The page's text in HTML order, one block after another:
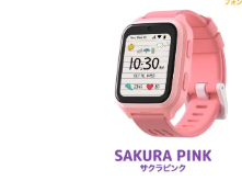
※Clario (クラリオ) を使用
び「myFirst Cicle」アプリ
※本製品はオンライン専売
※本製品はnanoSIMモデル